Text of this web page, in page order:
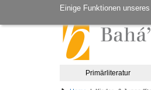
Einige Funktionen
Primärliteratur